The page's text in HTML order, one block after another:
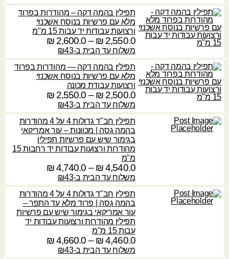
₪
⁩
2
3
0
.
₪
⁩
₪
⁩
ע
ד
4
,
4
0
.
0
₪
⁩
9
9
0
.
₪
ע
⁦
4
,
1
9
0
0
₪
⁩
ר
י
ם
:
⁦
,
5
0
0
₪
⁩
ד
3
,
7
3
.
ו
ח
מ
ח
ר
י
ם
⁦
,
0
6
0
0
₪
⁩
ע
ד
2
תפילין בהמה דקה – מהודרות בפרוד
מלא עם פרשיות בנוסח אשכנזי
ורצועות עבודות יד עבות 15 מ"מ
2,550.0
₪
–
2,600.0
₪ט
ו
ח
מ
ח
ר
י
ם
:
⁦
2
,
5
5
0
.
0
₪
⁩
משלוח עד הבית ב-₪43
תפילין בהמה דקה — מהודרות בפרוד
מלא עם פרשיות בנוסח אשכנזי
ורצועות עבודת מכונה
2,500.0
₪
–
2,550.0
₪ט
ו
ח
מ
ח
ר
ם
:
⁦
2
,
5
משלוח עד הבית ב-₪43
תפילין חב"ד גדולות 4 על 4 מהודרות
בהמה גסה | מכוונות – עור אמריקאי
בגימור שיש עם פרשיות תפילין
מהודרות ורצועות עבודות יד רחבות 15
מ"מ
4,540.0
₪
–
4,740.0
₪ט
ו
ח
מ
ח
ר
משלוח עד הבית ב-₪43
תפילין חב"ד גדולות 4 על 4 מהודרות
בהמה גסה | פרוד מלא עד התפר –
עור אמריקאי בגימור שיש עם פרשיות
תפילין מהודרות ורצועות עבודות יד
עבות 15 מ"מ
4,460.0
₪
–
4,660.0
₪ט
משלוח עד הבית ב-₪43